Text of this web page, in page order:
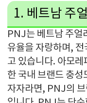
1. 베트남 주
PNJ는 베트남 주얼
유율을 자랑하며, 전
고 있습니다. 아모레
한 국내 브랜드 충
자자라면, PNJ의